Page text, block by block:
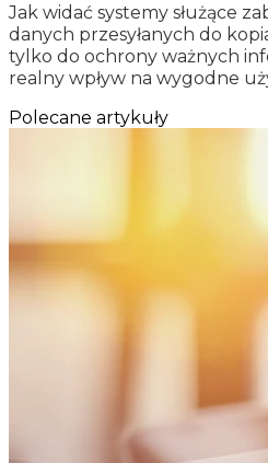
Jak widać systemy służące
danych przesyłanych do
tylko do ochrony ważnych
realny wpływ na wygodne
Polecane artykuły